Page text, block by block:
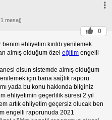
mesaj)
0
ehliyetim kırıldı yenilemek
almış olduğum özel eğitim engelli
olsun sistemde almış olduğum
için bana sağlık raporu
yada bu konu hakkında bilginiz
ehliyetimin geçerlilik süresi 2 yıl
artık ehliyetim geçersiz olucak ben
engelli raporunuda 2021